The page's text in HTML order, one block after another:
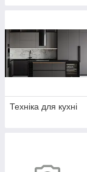
Техніка для кухні